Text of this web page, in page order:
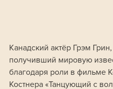
Канадский актёр Грэм Грин,
получивший мировую
благодаря роли в фильме
Костнера «Танцующий с